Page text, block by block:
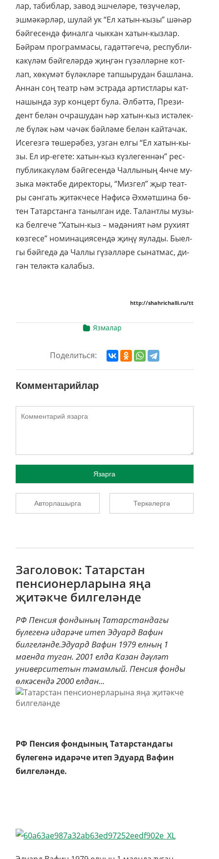
лар, та­биб­лар, за­вод эш­че­лә­ре, тө­зү­че­ләр,
эш­мә­кәр­ләр, шу­лай ук “Ел ха­тын-кы­зы” шә­һәр
бәй­ге­сен­дә фи­нал­га чык­кан ха­тын-кыз­лар.
Бәй­рәм прог­рам­ма­сы, га­дәт­тә­ге­чә, рес­пуб­ли­
ка­кү­ләм бәй­ге­ләр­дә җиң­гән гү­зәл­ләр­не кот­
лап, хө­кү­мәт бү­ләк­лә­ре тап­шы­ру­дан баш­ла­на.
Ан­нан соң те­атр һәм эс­т­ра­да ар­тист­ла­ры кат­
на­шын­да зур кон­церт бу­ла. Әл­бәт­тә, Пре­зи­
дент бе­лән оч­ра­шу­дан һәр ха­тын-кыз ис­тә­лек­
ле бү­ләк һәм чә­чәк бәй­лә­ме бе­лән кай­та­чак.
Исе­гез­гә тө­ше­рә­без, уз­ган ел­гы “Ел ха­тын-кы­
зы. Ел ир-еге­те: ха­тын-кыз күз­ле­ген­нән” рес­
пуб­ли­ка­кү­ләм бәй­ге­сен­дә Чал­лы­ның 4нче му­
зы­ка мәк­тә­бе ди­рек­то­ры, “Миз­гел” җыр те­ат­
ры сән­гать җи­тәк­че­се Нә­фи­сә Әх­мәт­ши­на бө­
тен Та­тар­стан­га та­ныл­ган иде. Та­лант­лы му­зы­
ка бел­ге­че “Ха­тын-кыз – мә­дә­ни­ят һәм ру­хи­ят
көз­ге­се” но­ми­на­ци­я­сен­дә җи­ңү яу­ла­ды. Бы­ел­
гы бәй­ге­дә дә Чал­лы гү­зәл­лә­ре сы­нат­мас, ди­
гән те­ләк­тә ка­ла­быз.
http://shahrichalli.ru/tt
Язмалар
Поделиться:
Комментарийлар
Язарга
Авторлашырга Теркәлергә
Заголовок: Татарстан
пенсионерларына яңа
җитәкче билгеләнде
РФ Пенсия фондының Татарстандагы
бүлегенә идарәче итеп Эдуард Вафин
билгеләнде.Эдуард Вафин 1979 елның 1
маенда туган. 2001 елда Казан дәүләт
университетын тәмамлый. Пенсия фонды
өлкәсендә 2000 елдан...
РФ Пенсия фондының Татарстандагы
бүлегенә идарәче итеп Эдуард Вафин
билгеләнде.